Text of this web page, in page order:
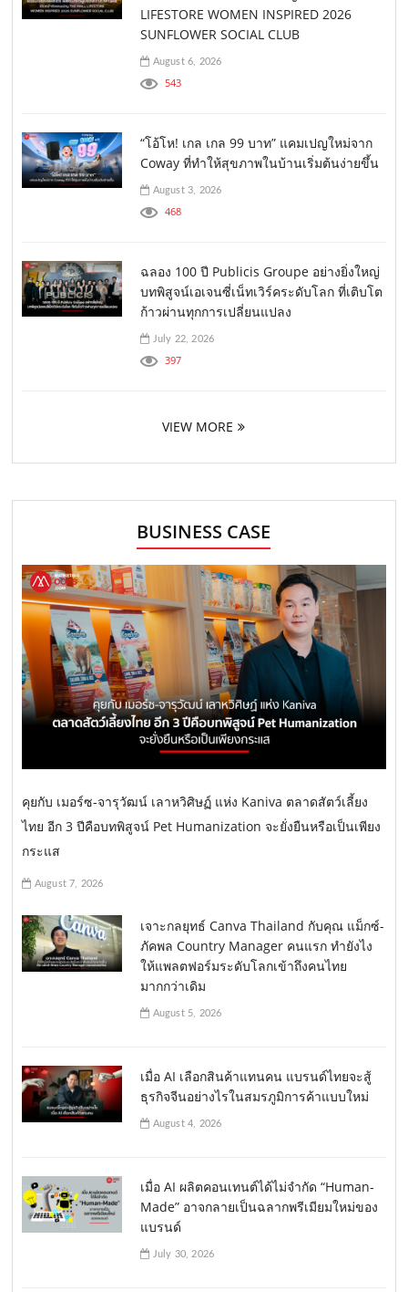
LIFESTORE WOMEN INSPIRED 2026
SUNFLOWER SOCIAL CLUB
August 6, 2026
543
“โอ้โห! เกล เกล 99 บาท” แคมเปญใหม่จาก
Coway ที่ทำให้สุขภาพในบ้านเริ่มต้นง่ายขึ้น
August 3, 2026
468
ฉลอง 100 ปี Publicis Groupe อย่างยิ่งใหญ่
บทพิสูจน์เอเจนซี่เน็ทเวิร์คระดับโลก ที่เติบโต
ก้าวผ่านทุกการเปลี่ยนแปลง
July 22, 2026
397
VIEW MORE
BUSINESS CASE
คุยกับ เมอร์ซ-จารุวัฒน์ เลาหวิศิษฏ์ แห่ง Kaniva ตลาดสัตว์เลี้ยง
ไทย อีก 3 ปีคือบทพิสูจน์ Pet Humanization จะยั่งยืนหรือเป็นเพียง
กระแส
August 7, 2026
เจาะกลยุทธ์ Canva Thailand กับคุณ แม็กซ์-
ภัคพล Country Manager คนแรก ทำยังไง
ให้แพลตฟอร์มระดับโลกเข้าถึงคนไทย
มากกว่าเดิม
August 5, 2026
เมื่อ AI เลือกสินค้าแทนคน แบรนด์ไทยจะสู้
ธุรกิจจีนอย่างไรในสมรภูมิการค้าแบบใหม่
August 4, 2026
เมื่อ AI ผลิตคอนเทนต์ได้ไม่จำกัด “Human-
Made” อาจกลายเป็นฉลากพรีเมียมใหม่ของ
แบรนด์
July 30, 2026